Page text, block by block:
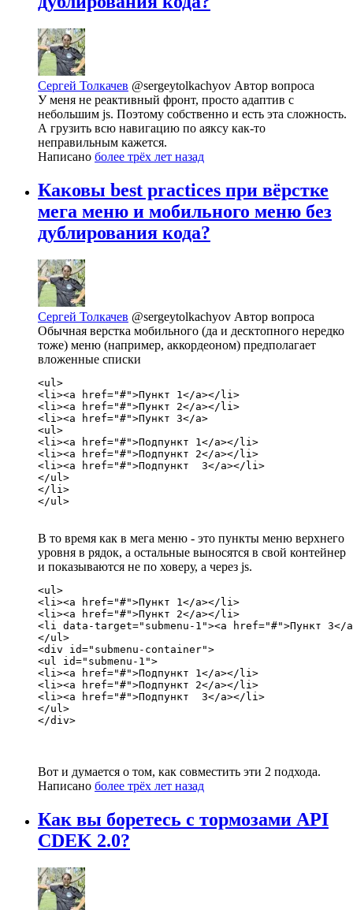
Сергей Толкачев @sergeytolkachyov Автор вопроса
У меня не реактивный фронт, просто адаптив с
небольшим js. Поэтому собственно и есть эта сложность.
А грузить всю навигацию по аяксу как-то
неправильным кажется.
Написано более трёх лет назад
Каковы best practices при вёрстке
мега меню и мобильного меню без
дублирования кода?
Сергей Толкачев @sergeytolkachyov Автор вопроса
Обычная верстка мобильного (да и десктопного нередко
тоже) меню (например, аккордеоном) предполагает
вложенные списки
<ul>
<li><a href="#">Пункт 1</a></li>
<li><a href="#">Пункт 2</a></li>
<li><a href="#">Пункт 3</a>
<ul>
<li><a href="#">Подпункт 1</a></li>
<li><a href="#">Подпункт 2</a></li>
<li><a href="#">Подпункт  3</a></li>
</ul>
</li>
</ul>
В то время как в мега меню - это пункты меню верхнего
уровня в рядок, а остальные выносятся в свой контейнер
и показываются не по ховеру, а через js.
<ul>
<li><a href="#">Пункт 1</a></li>
<li><a href="#">Пункт 2</a></li>
<li data-target="submenu-1"><a href="#">Пункт 3</
</ul>
<div id="submenu-container">
<ul id="submenu-1">
<li><a href="#">Подпункт 1</a></li>
<li><a href="#">Подпункт 2</a></li>
<li><a href="#">Подпункт  3</a></li>
</ul>
</div>
Вот и думается о том, как совместить эти 2 подхода.
Написано более трёх лет назад
Как вы боретесь с тормозами API
CDEK 2.0?